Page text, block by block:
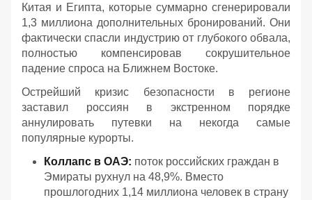
Китая и Египта, которые суммарно сгенерировали
1,3 миллиона дополнительных бронирований. Они
фактически спасли индустрию от глубокого обвала,
полностью компенсировав сокрушительное
падение спроса на Ближнем Востоке.
Острейший кризис безопасности в регионе
заставил россиян в экстренном порядке
аннулировать путевки на некогда самые
популярные курорты.
Коллапс в ОАЭ: поток российских граждан в
Эмираты рухнул на 48,9%. Вместо
прошлогодних 1,14 миллиона человек в страну